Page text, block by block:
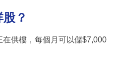
？
供樓，每個月可以儲$7,000